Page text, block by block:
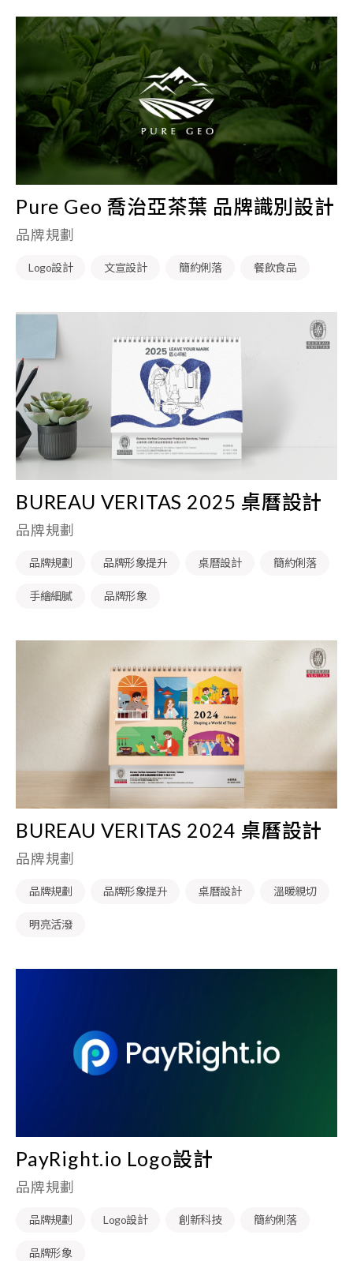
Pure Geo 喬治亞茶葉 品牌識別設計
品牌規劃
Logo設計 文宣設計 簡約俐落 餐飲食品
BUREAU VERITAS 2025 桌曆設計
品牌規劃
品牌規劃 品牌形象提升 桌曆設計 簡約俐落
手繪細膩 品牌形象
BUREAU VERITAS 2024 桌曆設計
品牌規劃
品牌規劃 品牌形象提升 桌曆設計 溫暖親切
明亮活潑
PayRight.io Logo設計
品牌規劃
品牌規劃 Logo設計 創新科技 簡約俐落
品牌形象